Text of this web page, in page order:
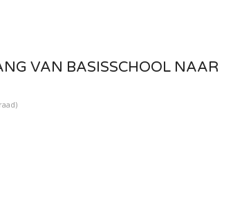
VAN BASISSCHOOL NAAR